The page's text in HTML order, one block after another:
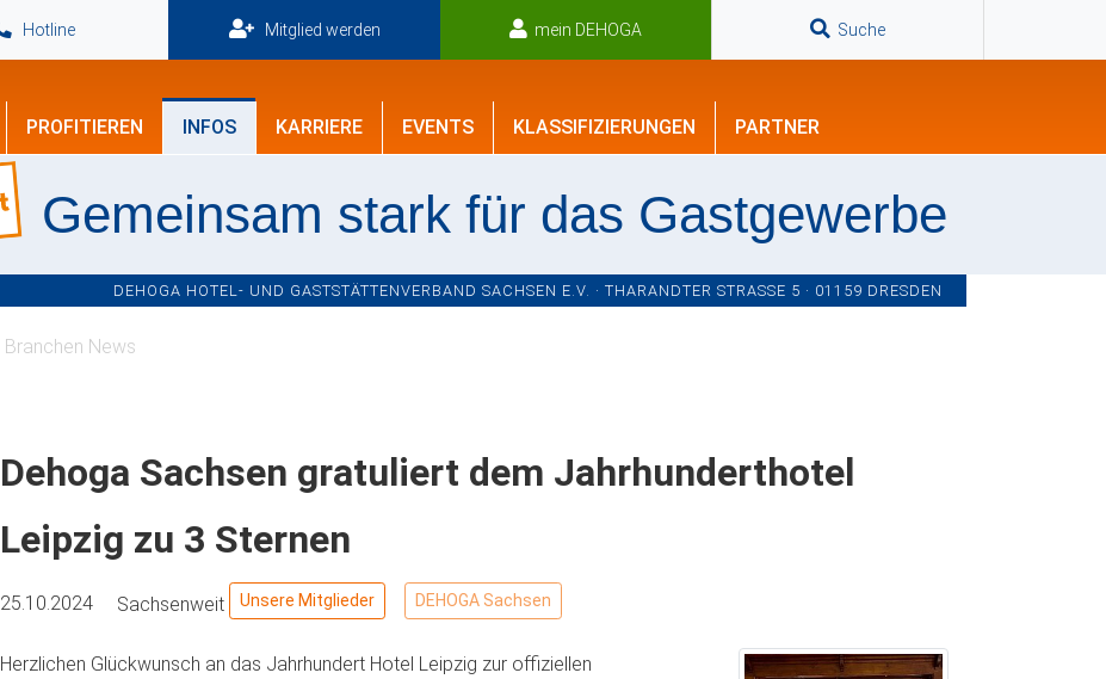
Hotline Mitglied werden mein DEHOGA Suche
PROFITIEREN INFOS KARRIERE EVENTS KLASSIFIZIERUNGEN PARTNER
Gemeinsam stark für das Gastgewerbe
DEHOGA HOTEL- UND GASTSTÄTTENVERBAND SACHSEN E.V. · THARANDTER STRASSE 5 · 01159 DRESDEN
Branchen News
Dehoga Sachsen gratuliert dem Jahrhunderthotel
Leipzig zu 3 Sternen
25.10.2024 Sachsenweit Unsere Mitglieder DEHOGA Sachsen
Herzlichen Glückwunsch an das Jahrhundert Hotel Leipzig zur offiziellen